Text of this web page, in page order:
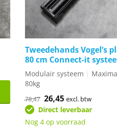
Tweedehands Vogel’s
80 cm Connect-it
Modulair systeem
80kg
78,47 Oorspronkelijke
prijs
was:
€78,47.
26,45Huidige
prijs
is:
€26,45.
excl. btw
Direct leverbaar
Nog 4 op voorraad